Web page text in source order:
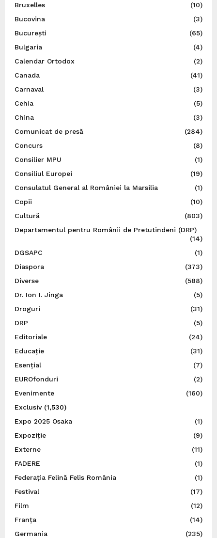
Bruxelles
(10)
Bucovina
(3)
București
(65)
Bulgaria
(4)
Calendar Ortodox
(2)
Canada
(41)
Carnaval
(3)
Cehia
(5)
China
(3)
Comunicat de presă
(284)
Concurs
(8)
Consilier MPU
(1)
Consiliul Europei
(19)
Consulatul General al României la Marsilia
(1)
Copii
(10)
Cultură
(803)
Departamentul pentru Românii de Pretutindeni (DRP)
(14)
DGSAPC
(1)
Diaspora
(373)
Diverse
(588)
Dr. Ion I. Jinga
(5)
Droguri
(31)
DRP
(5)
Editoriale
(24)
Educație
(31)
Esențial
(7)
EUROfonduri
(2)
Evenimente
(160)
Exclusiv(1,530)
Expo 2025 Osaka
(1)
Expoziție
(9)
Externe
(11)
FADERE
(1)
Federația Felină Felis România
(1)
Festival
(17)
Film
(12)
Franța
(14)
Germania
(235)